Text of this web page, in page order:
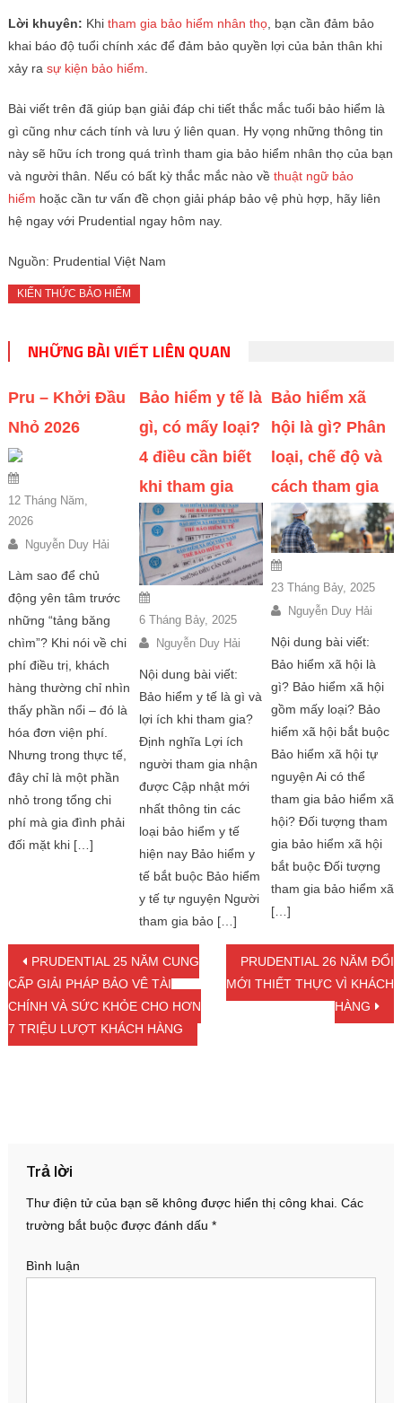
Lời khuyên: Khi tham gia bảo hiểm nhân thọ, bạn cần đảm bảo
khai báo độ tuổi chính xác để đảm bảo quyền lợi của bản thân khi
xảy ra sự kiện bảo hiểm
Bài viết trên đã giúp bạn giải đáp chi tiết thắc mắc tuổi bảo hiểm là
gì cũng như cách tính và lưu ý liên quan. Hy vọng những thông tin
này sẽ hữu ích trong quá trình tham gia bảo hiểm nhân thọ của bạn
và người thân. Nếu có bất kỳ thắc mắc nào về thuật ngữ bảo
hiểm hoặc cần tư vấn đề chọn giải pháp bảo vệ phù hợp, hãy liên
hệ ngay với Prudential ngay hôm nay.
Nguồn: Prudential Việt Nam
KIẾN THỨC BẢO HIỂM
NHỮNG BÀI VIẾT LIÊN QUAN
Pru – Khởi Đầu
Nhỏ 2026
12 Tháng Năm,
2026
Nguyễn Duy Hải
Làm sao để chủ
động yên tâm trước
những “tảng băng
chìm”? Khi nói về chi
phí điều trị, khách
hàng thường chỉ nhìn
thấy phần nổi – đó là
hóa đơn viện phí.
Nhưng trong thực tế,
đây chỉ là một phần
nhỏ trong tổng chi
phí mà gia đình phải
đối mặt khi […]
Bảo hiểm y tế là
gì, có mấy loại?
4 điều cần biết
khi tham gia
6 Tháng Bảy, 2025
Nguyễn Duy Hải
Nội dung bài viết:
Bảo hiểm y tế là gì và
lợi ích khi tham gia?
Định nghĩa Lợi ích
người tham gia nhận
được Cập nhật mới
nhất thông tin các
loại bảo hiểm y tế
hiện nay Bảo hiểm y
tế bắt buộc Bảo hiểm
y tế tự nguyện Người
tham gia bảo […]
Bảo hiểm xã
hội là gì? Phân
loại, chế độ và
cách tham gia
23 Tháng Bảy, 2025
Nguyễn Duy Hải
Nội dung bài viết:
Bảo hiểm xã hội là
gì? Bảo hiểm xã hội
gồm mấy loại? Bảo
hiểm xã hội bắt buộc
Bảo hiểm xã hội tự
nguyện Ai có thể
tham gia bảo hiểm xã
hội? Đối tượng tham
gia bảo hiểm xã hội
bắt buộc Đối tượng
tham gia bảo hiểm xã
[…]
Điều hướng bài viết
PRUDENTIAL 25 NĂM CUNG
CẤP GIẢI PHÁP BẢO VỆ TÀI
CHÍNH VÀ SỨC KHỎE CHO HƠN
7 TRIỆU LƯỢT KHÁCH HÀNG
PRUDENTIAL 26 NĂM ĐỔI
MỚI THIẾT THỰC VÌ KHÁCH
HÀNG
Trả lời
Thư điện tử của bạn sẽ không được hiển thị công khai. Các
trường bắt buộc được đánh dấu *
Bình luận